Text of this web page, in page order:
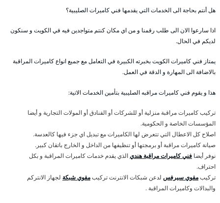
هل أنتم بحاجة الى الخدمات التي يقدمها فني كاميرات الصليبية؟
اذا سارعوا الان الى طلب رقمنا و من اي مكان كنتم متواجدين فيه في الكويت و سنكون
لديكم في الحال.
يمتاز فني كاميرات الكويت بخبرته الكبيرة في التعامل مع جميع انواع كاميرات المراقبة
بالاضافة الى المهارة و الدقة في العمل.
هذا و يقوم فني كاميرات مراقبه الصليبية بتأمين الخدمات الاتية:
تركيب كاميرات مراقبة منزلية أو للشركات أو الفنادق أو المولات التجارية و أيضا
المؤسسات الخاصة و الحكومية.
اصلاح كل الاعطال التي تتعرض لها الكاميرات مع تبديل اي جزء فيها كالعدسة.
صيانة كاميرات مراقبة أو برمجتها أو تنظيفها من الداخل و الخارج باتقان كبير.
نوفر أيضا فني كاميرات مراقبة هنديالذي يقدم خدمات كاميرات المراقبة و بكل
احتراف.
تركيبمقوي سيرفس لدعن شبكات الانترنت تركيبمقوي شبكة لجهاز الانتركم
والبدالات وكاميرات المراقبة .